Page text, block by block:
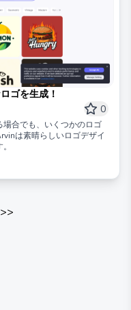
ゴを生成！
0
合でも、いくつかのロゴ
は素晴らしいロゴデザイ
>>